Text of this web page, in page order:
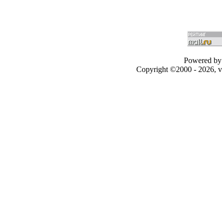
Powered
Copyright ©2000 - 2026,